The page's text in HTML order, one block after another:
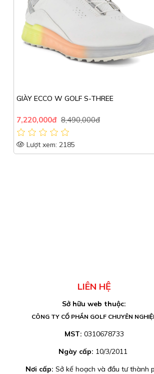
GIÀY ECCO W GOLF S-THREE
7,220,000đ 8,490,000đ
Lượt xem: 2185
LIÊN HỆ
Sở hữu web thuộc:
CÔNG TY CỔ PHẦN GOLF CHUYÊN
MST: 0310678733
Ngày cấp: 10/3/2011
Nơi cấp: Sở kế hoạch và đầu tư thành